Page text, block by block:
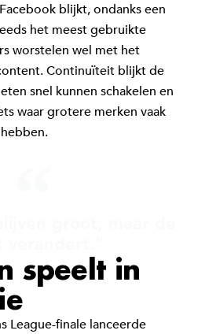
blijkt, ondanks een
het meest gebruikte
worstelen wel met het
Continuïteit blijkt de
snel kunnen schakelen en
waar grotere merken vaak
speelt in
League-finale lanceerde